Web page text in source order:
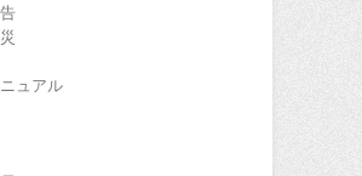
ュアル